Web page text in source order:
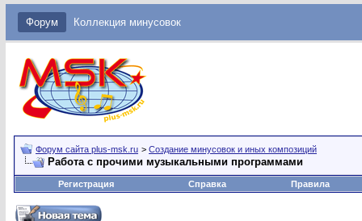
Форум Коллекция минусовок
Форум сайта plus-msk.ru > Создание минусовок и иных композиций
Работа с прочими музыкальными программами
Регистрация Справка Правила